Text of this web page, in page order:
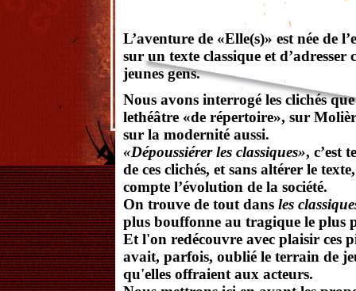
L’aventure de «Elle(s)» est née de
sur un texte classique et d’adresser
jeunes gens.
Nous avons interrogé les clichés
lethéâtre «de répertoire», sur
sur la modernité aussi.
«Dépoussiérer les classiques», c’est
de ces clichés, et sans altérer le
compte l’évolution de la société.
On trouve de tout dans les
plus bouffonne au tragique le plus
Et l'on redécouvre avec plaisir ces
avait, parfois, oublié le terrain de
qu'elles offraient aux acteurs.